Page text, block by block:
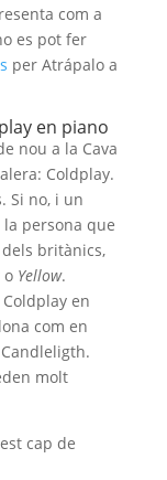
com a
es pot fer
per Atrápalo a
en piano
nou a la Cava
Coldplay.
Si no, i un
persona que
britànics,
o Yellow.
en
com en
molt